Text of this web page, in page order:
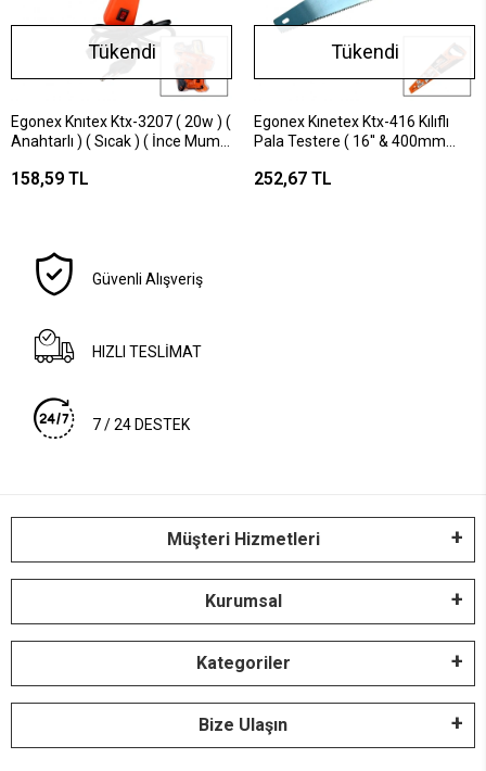
Tükendi
Egonex Knıtex Ktx-3207 ( 20w ) (
Anahtarlı ) ( Sıcak ) ( İnce Mum )
158,59 TL
Tükendi
Egonex Kınetex Ktx-416 Kılıflı
Pala Testere ( 16'' & 400mm
252,67 TL
Güvenli Alışveriş
HIZLI TESLİMAT
7 / 24 DESTEK
Müşteri Hizmetleri
Kurumsal
Kategoriler
Bize Ulaşın